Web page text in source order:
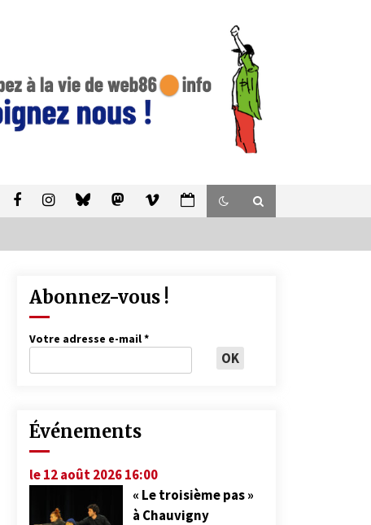
Abonnez-vous !
Votre adresse e-mail*
Événements
le 12 août 2026 16:00
« Le troisième pas »
à Chauvigny